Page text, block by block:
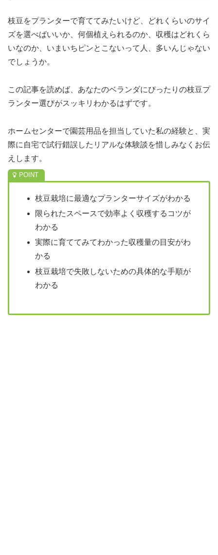
枝豆をプランターで育ててみたいけど、どれくらいのサイ
ズを選べばいいか、何個植えられるのか、収穫はどれくら
いなのか、いまいちピンとこないって人、多いんじゃない
でしょうか。
この記事を読めば、あなたのベランダにぴったりの枝豆プ
ランター選びがスッキリわかるはずです。
ホームセンターで園芸用品を担当していた私の経験と、実
際に自宅で試行錯誤したリアルな体験談を惜しみなくお伝
えします。
枝豆栽培に最適なプランターサイズがわかる
限られたスペースで効率よく収穫するコツが
わかる
実際に育ててみてわかった収穫量の目安がわ
かる
枝豆栽培で失敗しないための具体的な手順が
わかる